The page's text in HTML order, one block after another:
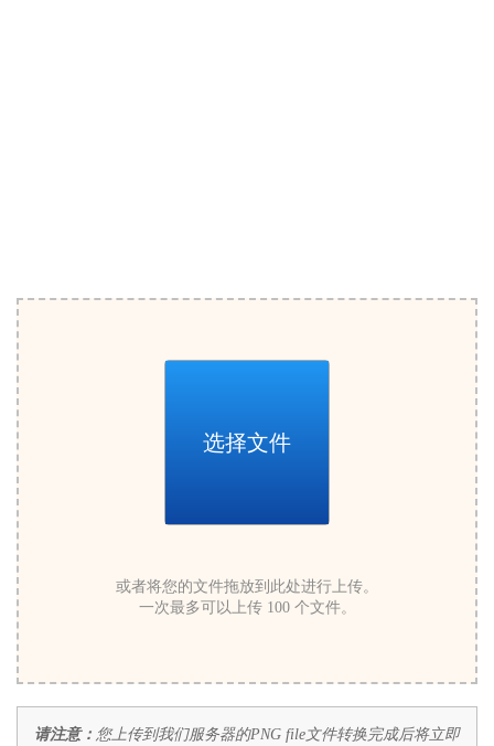
选择文件
或者将您的文件拖放到此处进行上传。
一次最多可以上传 100 个文件。
请注意： 您上传到我们服务器的PNG file文件转换完成后将立即